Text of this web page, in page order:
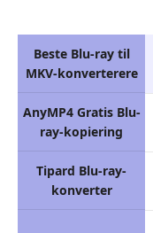
Beste Blu-ray til
MKV-konverterere
AnyMP4 Gratis Blu-
ray-kopiering
Tipard Blu-ray-
konverter